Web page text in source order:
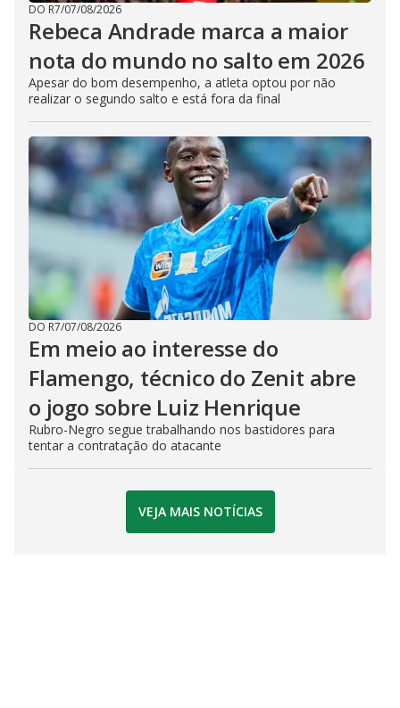
DO R7/07/08/2026
Rebeca Andrade marca a maior
nota do mundo no salto em 2026
Apesar do bom desempenho, a atleta optou por não
realizar o segundo salto e está fora da final
DO R7/07/08/2026
Em meio ao interesse do
Flamengo, técnico do Zenit abre
o jogo sobre Luiz Henrique
Rubro-Negro segue trabalhando nos bastidores para
tentar a contratação do atacante
VEJA MAIS NOTÍCIAS